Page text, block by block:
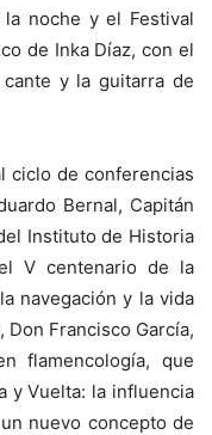
noche y el Festival
de Inka Díaz, con el
y la guitarra de
ciclo de conferencias
Bernal, Capitán
Instituto de Historia
V centenario de la
navegación y la vida
Francisco García,
flamencología, que
y Vuelta: la influencia
nuevo concepto de